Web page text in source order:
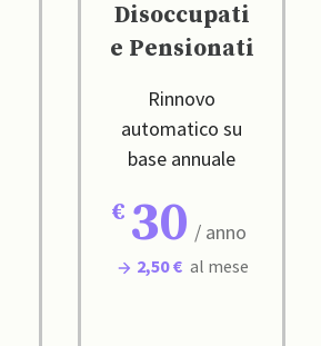
Disoccupati
e Pensionati
Rinnovo
automatico su
base annuale
30 / anno
2,50 € al mese